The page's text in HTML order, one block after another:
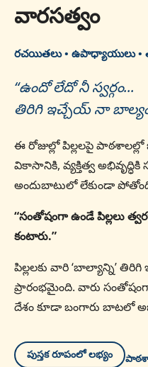
వారసత్వం
రచయితలు • ఉపాధ్యాయులు •
“ఉందో లేదో నీ స్వర్గం...
తిరిగి ఇచ్చేయ్ నా
ఈ రోజుల్లో పిల్లలపై
వికాసానికి, వ్యక్తిత్వ
అందుబాటులో లేకుండా
“సంతోషంగా ఉండే పిల్లలు
కంటారు.”
పిల్లలకు వారి ‘బాల్యాన్ని’
ప్రారంభమైంది. వారు
దేశం కూడా బంగారు బాటలో
పుస్తక రూపంలో లభ్యం